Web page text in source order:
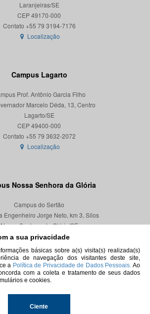
a sua privacidade
básicas sobre a(s) visita(s) realizada(s)
de navegação dos visitantes deste site,
a Política de Privacidade de Dados Pessoais. Ao
com a coleta e tratamento de seus dados
e cookies.
Ciente
Laranjeiras/SE
CEP 49170-000
Localização
Campus Lagarto
Prof. Antônio Garcia Filho
Marcelo Déda, 13, Centro
Lagarto/SE
CEP 49400-000
Localização
Nossa Senhora da Glória
Campus do Sertão
Engenheiro Jorge Neto, km 3, Silos
Nossa Senhora da Glória/SE
CEP 49680-000
Localização
Todos os direitos reservados.